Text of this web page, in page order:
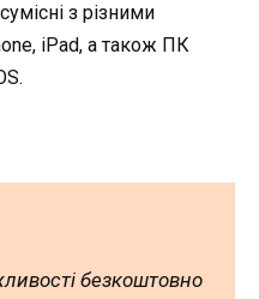
з різними
iPad, а також ПК
безкоштовно